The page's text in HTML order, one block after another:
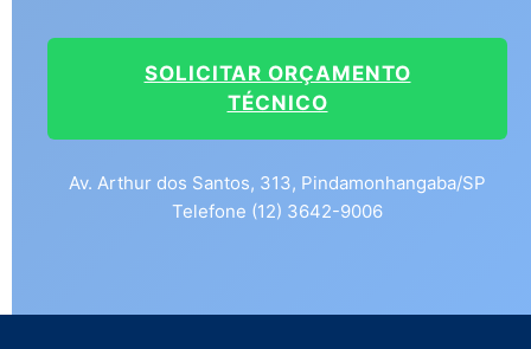
SOLICITAR ORÇAMENTO
TÉCNICO
Av. Arthur dos Santos, 313, Pindamonhangaba/SP
Telefone (12) 3642-9006